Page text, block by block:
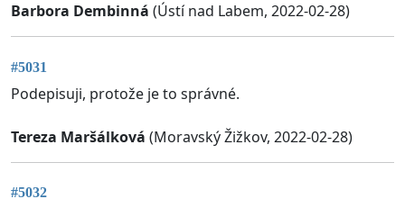
Barbora Dembinná (Ústí nad Labem, 2022-02-28)
#5031
Podepisuji, protože je to správné.
Tereza Maršálková (Moravský Žižkov, 2022-02-28)
#5032